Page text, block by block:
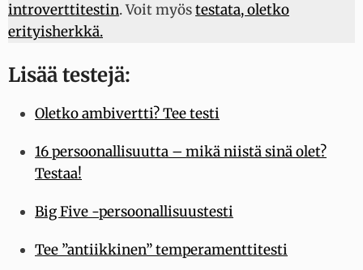
introverttitestin. Voit myöstestata, oletko
erityisherkkä.
Lisää testejä:
Oletko ambivertti? Tee testi
16 persoonallisuutta – mikä niistä sinä olet?
Testaa!
Big Five -persoonallisuustesti
Tee ”antiikkinen” temperamenttitesti